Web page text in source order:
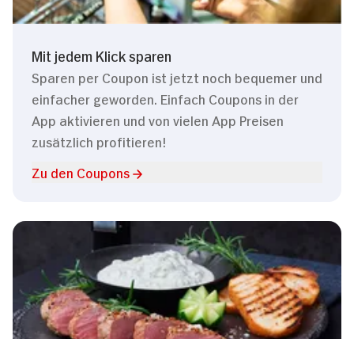
Mit jedem Klick sparen
Sparen per Coupon ist jetzt noch bequemer und
einfacher geworden. Einfach Coupons in der
App aktivieren und von vielen App Preisen
zusätzlich profitieren!
Zu den Coupons